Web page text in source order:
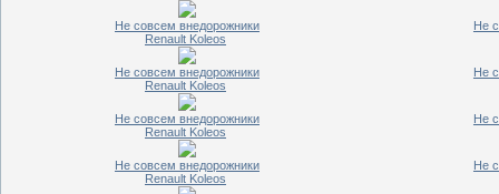
Не совсем внедорожники
Не
Renault Koleos
Не совсем внедорожники
Не
Renault Koleos
Не совсем внедорожники
Не
Renault Koleos
Не совсем внедорожники
Не
Renault Koleos